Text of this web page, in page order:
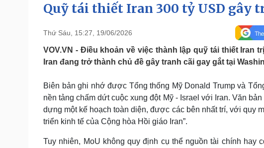
Nhận diện sự thật
Dấu ấn VOV
Pháp luật
Vụ án
Tư vấn luật
Quân sự - Quốc phòng
Vũ khí
Phân tích
Thể
Bóng
Thế
Hậu
Sức khỏe
Cây thuốc
Đời sống
Blog
Văn
Quỹ tái thiết Iran 300 tỷ USD gây
Thứ Sáu, 15:27, 19/06/2026
VOV.VN - Điều khoản về việc thành lập quỹ tái thiết Iran
Iran đang trở thành chủ đề gây tranh cãi gay gắt tại
Biên bản ghi nhớ được Tổng thống Mỹ Donald Trump và
nền tảng chấm dứt cuộc xung đột Mỹ - Israel với Iran. Văn
dựng một kế hoạch toàn diện, được các bên nhất trí, với quy
triển kinh tế của Cộng hòa Hồi giáo Iran”.
Tuy nhiên, MoU không quy định cụ thể nguồn tài chính hay